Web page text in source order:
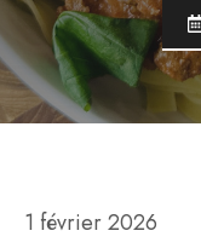
1 février 2026